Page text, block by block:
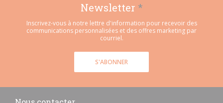
Newsletter *
Inscrivez-vous à notre lettre d'information pour recevoir des
communications personnalisées et des offres marketing par
courriel.
S'ABONNER